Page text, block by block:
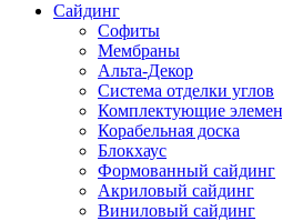
Сайдинг
Софиты
Мембраны
Альта-Декор
Система отделки углов
Комплектующие
Корабельная доска
Блокхаус
Формованный сайдинг
Акриловый сайдинг
Виниловый сайдинг